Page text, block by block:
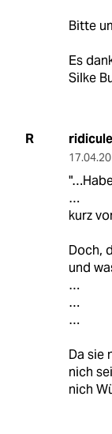
Bitte
Es
Silke
R ridicule
…
kurz
Doch,
und
…
…
…
Da sie
nich
nich